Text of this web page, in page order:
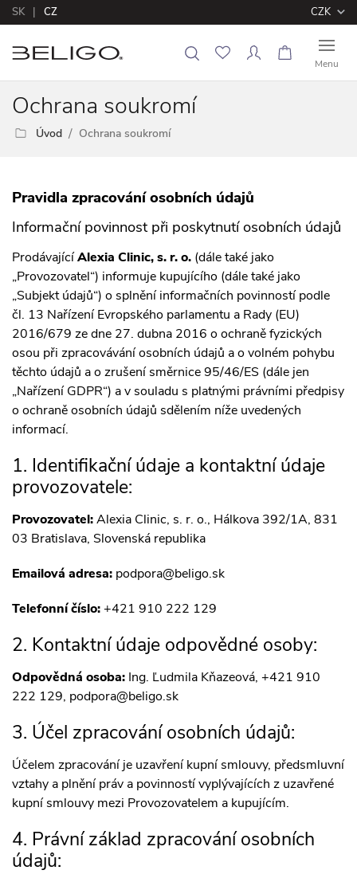
SK CZ CZK
Menu
Ochrana soukromí
Úvod Ochrana soukromí
Pravidla zpracování osobních údajů
Informační povinnost při poskytnutí osobních údajů
ProdávajícíAlexia Clinic, s. r. o. (dále také jako
„Provozovatel“) informuje kupujícího (dále také jako
„Subjekt údajů“) o splnění informačních povinností podle
čl. 13 Nařízení Evropského parlamentu a Rady (EU)
2016/679 ze dne 27. dubna 2016 o ochraně fyzických
osou při zpracovávání osobních údajů a o volném pohybu
těchto údajů a o zrušení směrnice 95/46/ES (dále jen
„Nařízení GDPR“) a v souladu s platnými právními předpisy
o ochraně osobních údajů sdělením níže uvedených
informací.
1. Identifikační údaje a kontaktní údaje
provozovatele:
Provozovatel:Alexia Clinic, s. r. o., Hálkova 392/1A, 831
03 Bratislava, Slovenská republika
Emailová adresa: podpora@beligo.sk
Telefonní číslo:+421 910 222 129
2. Kontaktní údaje odpovědné osoby:
Odpovědná osoba: Ing. Ľudmila Kňazeová, +421 910
222 129, podpora@beligo.sk
3. Účel zpracování osobních údajů:
Účelem zpracování je uzavření kupní smlouvy, předsmluvní
vztahy a plnění práv a povinností vyplývajících z uzavřené
kupní smlouvy mezi Provozovatelem a kupujícím.
4. Právní základ zpracování osobních
údajů: